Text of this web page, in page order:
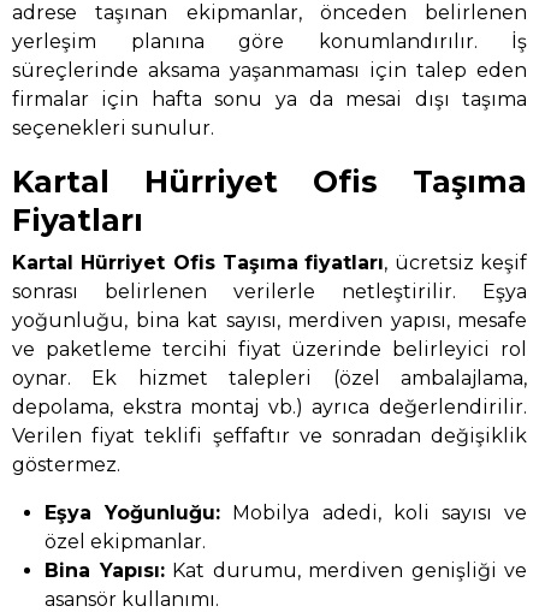
adrese taşınan ekipmanlar, önceden belirlenen
yerleşim planına göre konumlandırılır. İş
süreçlerinde aksama yaşanmaması için talep eden
firmalar için hafta sonu ya da mesai dışı taşıma
seçenekleri sunulur.
Kartal Hürriyet Ofis Taşıma
Fiyatları
Kartal Hürriyet Ofis Taşıma fiyatları, ücretsiz keşif
sonrası belirlenen verilerle netleştirilir. Eşya
yoğunluğu, bina kat sayısı, merdiven yapısı, mesafe
ve paketleme tercihi fiyat üzerinde belirleyici rol
oynar. Ek hizmet talepleri (özel ambalajlama,
depolama, ekstra montaj vb.) ayrıca değerlendirilir.
Verilen fiyat teklifi şeffaftır ve sonradan değişiklik
göstermez.
Eşya Yoğunluğu: Mobilya adedi, koli sayısı ve
özel ekipmanlar.
Bina Yapısı:Kat durumu, merdiven genişliği ve
asansör kullanımı.